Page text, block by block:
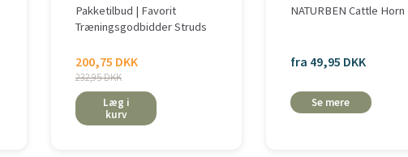
Pakketilbud | Favorit
Træningsgodbidder Struds
200,75 DKK
232,95 DKK
Læg i
kurv
NATURBEN Cattle Horn
fra 49,95 DKK
Se mere